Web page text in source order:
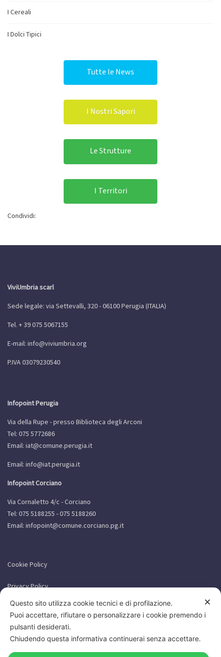
I Cereali
I Dolci Tipici
Tutte le News
I Nostri Sapori
Le Strutture
I Territori
Condividi:
ViviUmbria scarl
Sede legale: via Settevalli, 320 - 06100 Perugia (ITALIA)
Tel. + 39 075 5067155
E-mail: info@viviumbria.org
P.IVA 03079230540
Infopoint Perugia
Via della Rupe - presso Biblioteca degli Arconi
Tel: 075 5772686
Email: iat@comune.perugia.it
Email: info@iat.perugia.it
Infopoint Corciano
Via Cornaletto 4/c - Corciano
Tel: 075 5188255 - 075 5188260
Email: infopoint@comune.corciano.pg.it
Cookie Policy
Privacy Policy
✕
Questo sito utilizza cookie tecnici e di profilazione.
Puoi accettare, rifiutare o personalizzare i cookie premendo i
pulsanti desiderati.
Chiudendo questa informativa continuerai senza accettare.